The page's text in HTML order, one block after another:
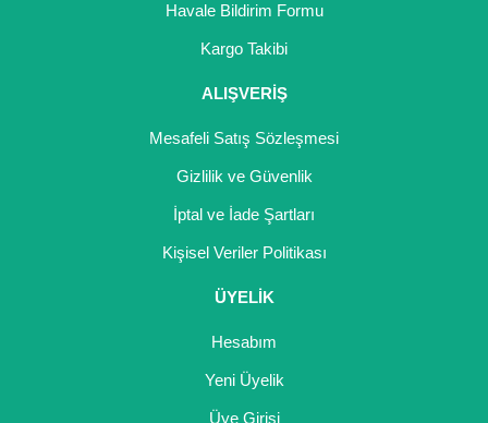
Havale Bildirim Formu
Kargo Takibi
ALIŞVERİŞ
Mesafeli Satış Sözleşmesi
Gizlilik ve Güvenlik
İptal ve İade Şartları
Kişisel Veriler Politikası
ÜYELİK
Hesabım
Yeni Üyelik
Üye Girişi